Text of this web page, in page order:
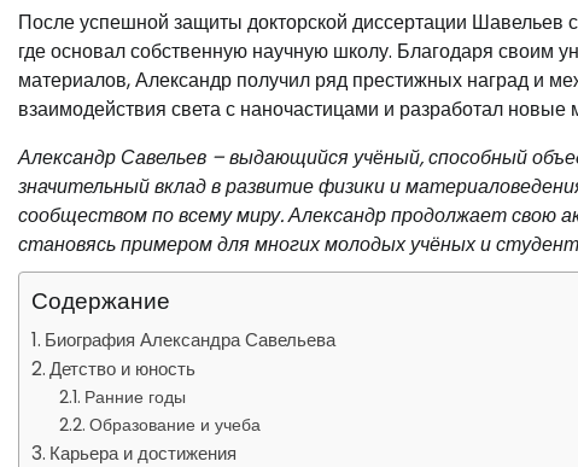
После успешной защиты докторской диссертации Шавельев
где основал собственную научную школу. Благодаря своим
материалов, Александр получил ряд престижных наград и
взаимодействия света с наночастицами и разработал
Александр Савельев – выдающийся учёный, способный
значительный вклад в развитие физики и
сообществом по всему миру. Александр продолжает свою
становясь примером для многих молодых учёных и
Содержание
Биография Александра Савельева
Детство и юность
Ранние годы
Образование и учеба
Карьера и достижения